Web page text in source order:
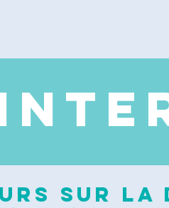
sur la